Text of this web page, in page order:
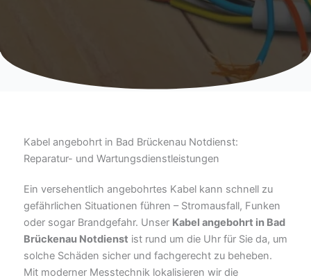
Kabel angebohrt in Bad Brückenau Notdienst:
Reparatur- und Wartungsdienstleistungen
Ein versehentlich angebohrtes Kabel kann schnell zu
gefährlichen Situationen führen – Stromausfall, Funken
oder sogar Brandgefahr. Unser Kabel angebohrt in Bad
Brückenau Notdienst ist rund um die Uhr für Sie da, um
solche Schäden sicher und fachgerecht zu beheben.
Mit moderner Messtechnik lokalisieren wir die